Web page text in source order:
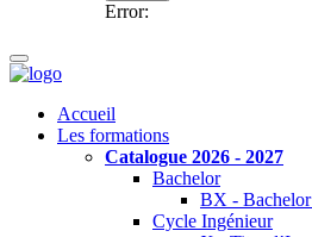
Error:
Accueil
Les formations
Catalogue 2026 - 2027
Bachelor
BX -
Cycle Ingénieur